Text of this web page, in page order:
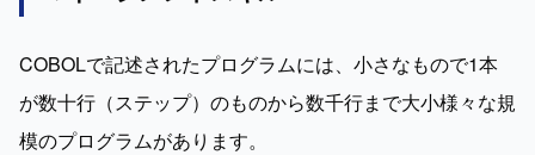
COBOLで記述されたプログラムには、小さなもので1本
が数十行（ステップ）のものから数千行まで大小様々な規
模のプログラムがあります。